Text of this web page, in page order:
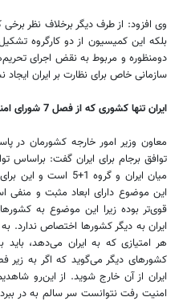
بلکه این کمیسیون از دو کارگروه
دومنظوره و مربوط به نقض اجرای
سازمانی خاص برای نظارت بر ایران
ایران تنها کشوری که از فصل 7 شورای امنیت، دست ‌پر خارج شد
معاون وزیر امور خارجه کشورمان
توافق برجام برای ایران گفت: براساس
میان ایران و گروه
این موضوع دارای ابعاد مثبت و
قوی‌تر بوده زیرا این موضوع به
ایران به دیگر کشورها اختصاص ندارد.
هر امتیازی که به ایران می‌دهد،